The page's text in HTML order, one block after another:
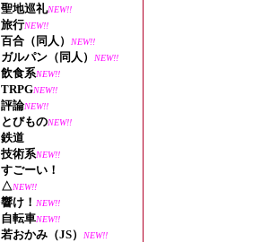
聖地巡礼NEW!!
旅行NEW!!
百合（同人） NEW!!
ガルパン（同人） NEW!!
飲食系NEW!!
TRPGNEW!!
評論NEW!!
とびものNEW!!
鉄道
技術系NEW!!
すごーい！
△NEW!!
響け！ NEW!!
自転車NEW!!
若おかみ（JS） NEW!!